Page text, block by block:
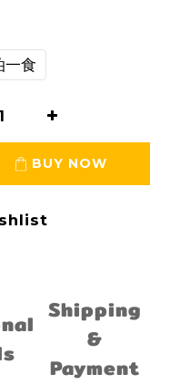
一食
BUY NOW
Shipping
&
Payment